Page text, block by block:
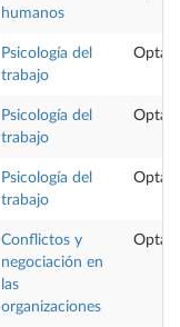
humanos
Psicología del
trabajo
Psicología del
trabajo
Psicología del
trabajo
Conflictos y
negociación en
las
organizaciones